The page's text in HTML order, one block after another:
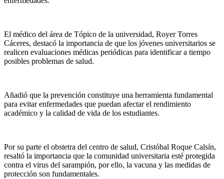
El médico del área de Tópico de la universidad, Royer Torres
Cáceres, destacó la importancia de que los jóvenes universitarios se
realicen evaluaciones médicas periódicas para identificar a tiempo
posibles problemas de salud.
Añadió que la prevención constituye una herramienta fundamental
para evitar enfermedades que puedan afectar el rendimiento
académico y la calidad de vida de los estudiantes.
Por su parte el obstetra del centro de salud, Cristóbal Roque Calsín,
resaltó la importancia que la comunidad universitaria esté protegida
contra el virus del sarampión, por ello, la vacuna y las medidas de
protección son fundamentales.